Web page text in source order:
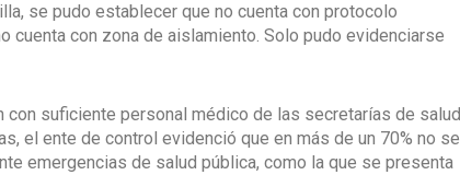
se pudo establecer que no cuenta con protocolo
cuenta con zona de aislamiento. Solo pudo evidenciarse
con suficiente personal médico de las secretarías de salud
el ente de control evidenció que en más de un 70% no se
emergencias de salud pública, como la que se presenta